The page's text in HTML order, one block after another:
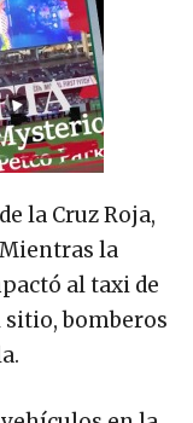
la Cruz Roja,
la
al taxi de
bomberos